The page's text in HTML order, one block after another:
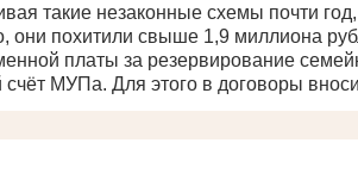
такие незаконные схемы почти
они похитили свыше 1,9 миллиона
платы за резервирование
счёт МУПа. Для этого в договоры